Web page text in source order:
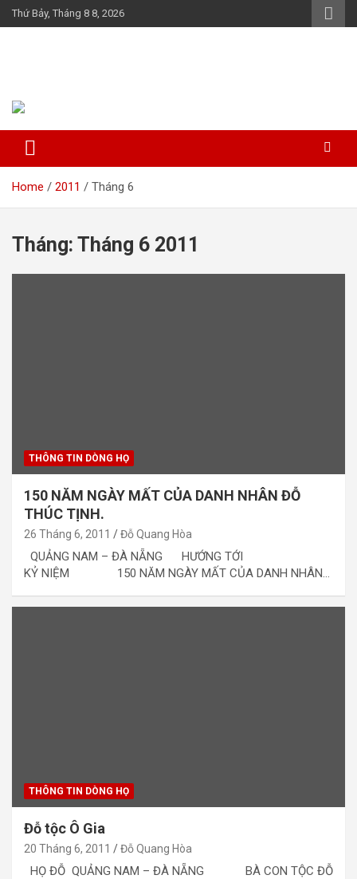
Skip
to
Thứ Bảy, Tháng 8 8, 2026
Home 2011 Tháng 6
Tháng: Tháng 6 2011
THÔNG TIN DÒNG HỌ
150 NĂM NGÀY MẤT CỦA DANH NHÂN ĐỖ
THÚC TỊNH.
26 Tháng 6, 2011 Đỗ Quang Hòa
QUẢNG NAM – ĐÀ NẴNG HƯỚNG TỚI
KỶ NIỆM 150 NĂM NGÀY MẤT CỦA DANH NHÂN…
THÔNG TIN DÒNG HỌ
Đỗ tộc Ô Gia
20 Tháng 6, 2011 Đỗ Quang Hòa
HỌ ĐỖ QUẢNG NAM – ĐÀ NẴNG BÀ CON TỘC ĐỖ